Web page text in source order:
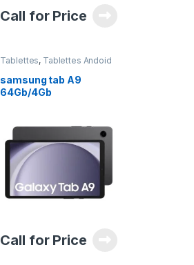
Call for Price
Tablettes, Tablettes Andoid
samsung tab A9
64Gb/4Gb
Call for Price